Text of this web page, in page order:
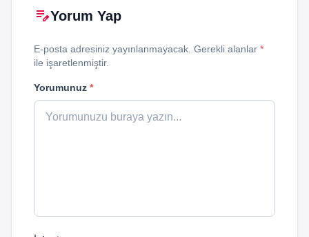
edit_noteYorum Yap
E-posta adresiniz yayınlanmayacak. Gerekli alanlar *
ile işaretlenmiştir.
Yorumunuz *